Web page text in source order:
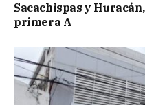
Sacachispas y
primera A